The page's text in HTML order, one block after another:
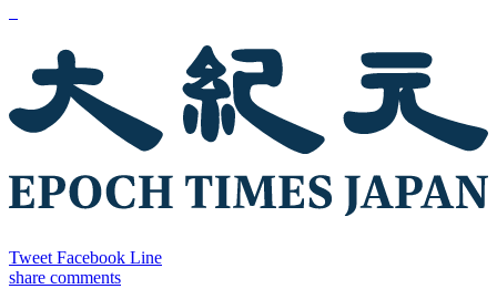
Tweet Facebook Line
share comments